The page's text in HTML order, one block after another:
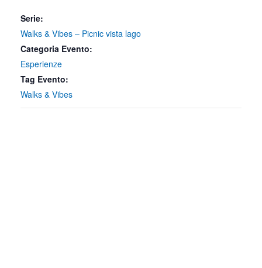
Serie:
Walks & Vibes – Picnic vista lago
Categoria Evento:
Esperienze
Tag Evento:
Walks & Vibes